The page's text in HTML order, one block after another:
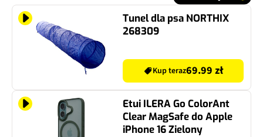
Tunel dla psa NORTHIX
268309
Kup teraz69.99 zł
Etui ILERA Go ColorAnt
Clear MagSafe do Apple
iPhone 16 Zielony